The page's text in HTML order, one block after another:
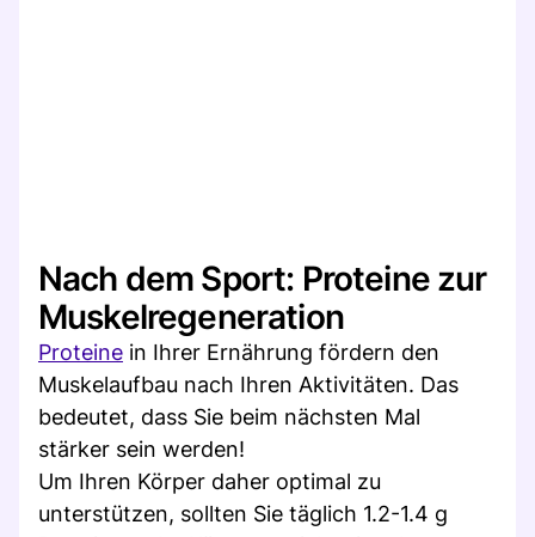
Nach dem Sport: Proteine zur
Muskelregeneration
Proteine in Ihrer Ernährung fördern den
Muskelaufbau nach Ihren Aktivitäten. Das
bedeutet, dass Sie beim nächsten Mal
stärker sein werden!
Um Ihren Körper daher optimal zu
unterstützen, sollten Sie täglich 1.2-1.4 g